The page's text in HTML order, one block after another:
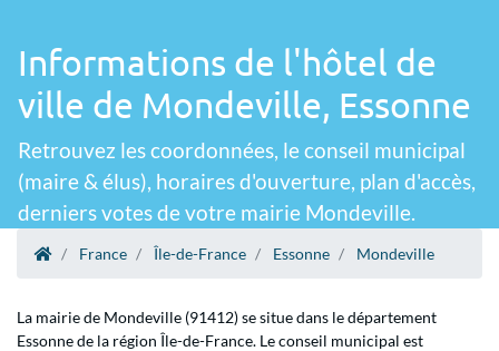
Informations de l'hôtel de
ville de Mondeville, Essonne
Retrouvez les coordonnées, le conseil municipal
(maire & élus), horaires d'ouverture, plan d'accès,
derniers votes de votre mairie Mondeville.
France Île-de-France Essonne Mondeville
La mairie de Mondeville (91412) se situe dans le département
Essonne de la région Île-de-France. Le conseil municipal est